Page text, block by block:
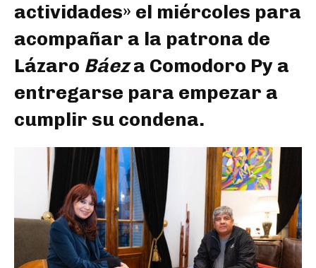
actividades» el miércoles para
acompañar a la patrona de
Lázaro Báeza Comodoro Py a
entregarse para empezar a
cumplir su condena.